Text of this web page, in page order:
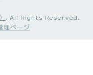
. All Rights Reserved.
理ページ